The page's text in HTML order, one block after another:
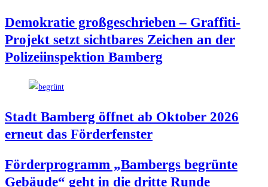
Demo­kra­tie groß­ge­schrie­ben – Graf­fi­ti-
Pro­jekt setzt sicht­ba­res Zei­chen an der
Poli­zei­in­spek­ti­on Bamberg
Stadt Bam­berg öff­net ab Okto­ber 2026
erneut das Förderfenster
För­der­pro­gramm „Bam­bergs begrün­te
Gebäu­de“ geht in die drit­te Runde